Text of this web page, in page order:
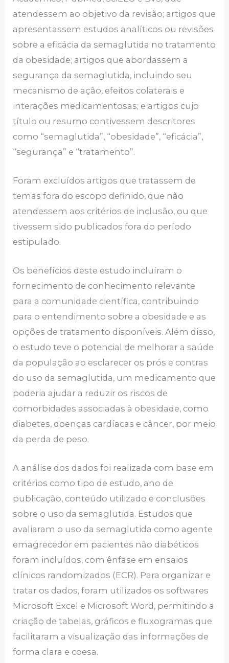
atendessem ao objetivo da revisão; artigos que
apresentassem estudos analíticos ou revisões
sobre a eficácia da semaglutida no tratamento
da obesidade; artigos que abordassem a
segurança da semaglutida, incluindo seu
mecanismo de ação, efeitos colaterais e
interações medicamentosas; e artigos cujo
título ou resumo contivessem descritores
como “semaglutida”, “obesidade”, “eficácia”,
“segurança” e “tratamento”.
Foram excluídos artigos que tratassem de
temas fora do escopo definido, que não
atendessem aos critérios de inclusão, ou que
tivessem sido publicados fora do período
estipulado.
Os benefícios deste estudo incluíram o
fornecimento de conhecimento relevante
para a comunidade científica, contribuindo
para o entendimento sobre a obesidade e as
opções de tratamento disponíveis. Além disso,
o estudo teve o potencial de melhorar a saúde
da população ao esclarecer os prós e contras
do uso da semaglutida, um medicamento que
poderia ajudar a reduzir os riscos de
comorbidades associadas à obesidade, como
diabetes, doenças cardíacas e câncer, por meio
da perda de peso.
A análise dos dados foi realizada com base em
critérios como tipo de estudo, ano de
publicação, conteúdo utilizado e conclusões
sobre o uso da semaglutida. Estudos que
avaliaram o uso da semaglutida como agente
emagrecedor em pacientes não diabéticos
foram incluídos, com ênfase em ensaios
clínicos randomizados (ECR). Para organizar e
tratar os dados, foram utilizados os softwares
Microsoft Excel e Microsoft Word, permitindo a
criação de tabelas, gráficos e fluxogramas que
facilitaram a visualização das informações de
forma clara e coesa.